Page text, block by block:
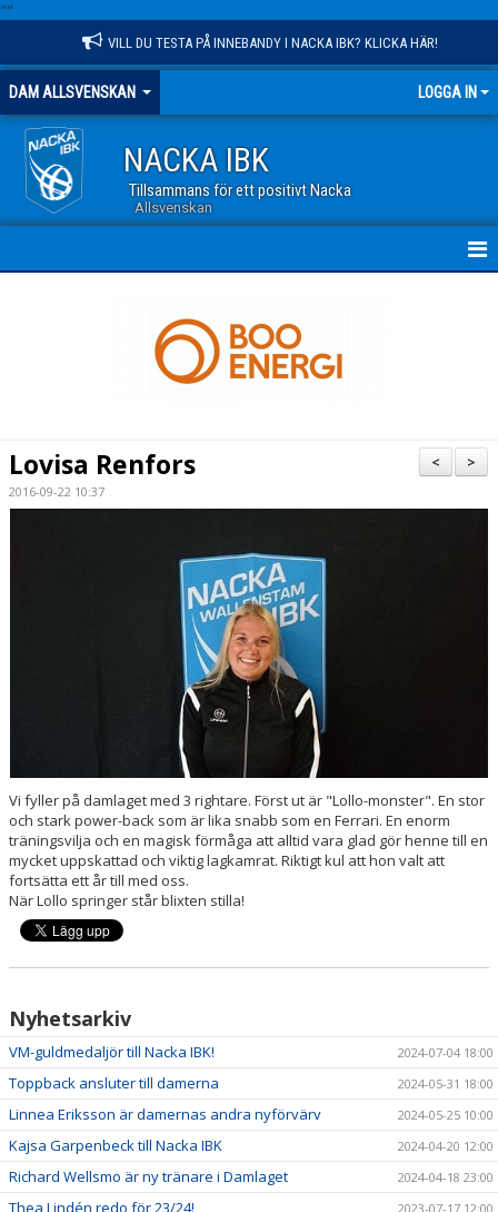
""
VILL DU TESTA PÅ INNEBANDY I NACKA IBK? KLICKA HÄR!
DAM ALLSVENSKAN LOGGA IN
NACKA IBK
Tillsammans för ett positivt Nacka
Allsvenskan
MATCHER
>
<
Lovisa Renfors
2016-09-22 10:37
Vi fyller på damlaget med 3 rightare. Först ut är "Lollo-monster". En stor
och stark power-back som är lika snabb som en Ferrari. En enorm
träningsvilja och en magisk förmåga att alltid vara glad gör henne till en
mycket uppskattad och viktig lagkamrat. Riktigt kul att hon valt att
fortsätta ett år till med oss.
När Lollo springer står blixten stilla!
Nyhetsarkiv
VM-guldmedaljör till Nacka IBK! 2024-07-04 18:00
Toppback ansluter till damerna 2024-05-31 18:00
Linnea Eriksson är damernas andra nyförvärv 2024-05-25 10:00
Kajsa Garpenbeck till Nacka IBK 2024-04-20 12:00
Richard Wellsmo är ny tränare i Damlaget 2024-04-18 23:00
Thea Lindén redo för 23/24! 2023-07-17 12:00